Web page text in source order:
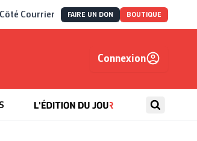
Courrier FAIRE UN DON BOUTIQUE
Connexion